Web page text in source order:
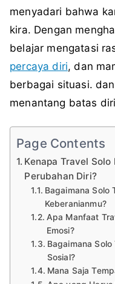
menyadari bahwa
kira. Dengan
belajar mengatasi
percaya diri, dan
berbagai situasi.
menantang batas
Page Contents
Kenapa Travel
Perubahan Diri?
Bagaimana Solo
Keberanianmu?
Apa Manfaat
Emosi?
Bagaimana
Sosial?
Mana Saja